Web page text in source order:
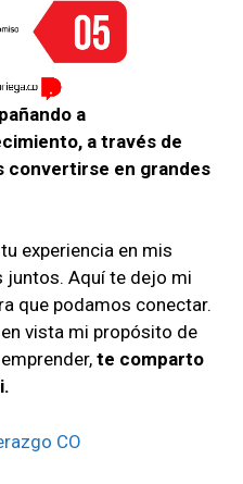
a
a través de
convertirse en grandes
experiencia en mis
juntos. Aquí te dejo mi
que podamos conectar.
vista mi propósito de
te comparto
CO